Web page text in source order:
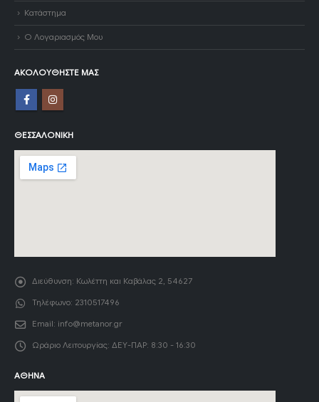
Κατάστημα
Ο Λογαριασμός Μου
ΑΚΟΛΟΥΘΉΣΤΕ ΜΑΣ
ΘΕΣΣΑΛΟΝΊΚΗ
Διεύθυνση: Κωλέττη και Καβάλας 2, 54627
Τηλέφωνο: 2310517496
Email: info@metanor.gr
Ωράριο Λειτουργίας: ΔΕΥ-ΠΑΡ: 8:30 - 16:30
ΑΘΉΝΑ